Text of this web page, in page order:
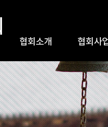
협회소개 협회사